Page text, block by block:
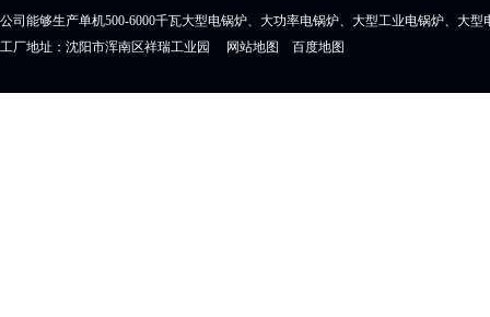
公司能够生产单机500-6000千瓦大型电锅炉、大功率电锅炉、大型工业电锅炉、大
工厂地址：沈阳市浑南区祥瑞工业园 网站地图 百度地图